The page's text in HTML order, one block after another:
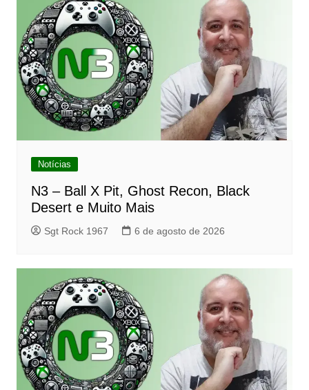
Notícias
N3 – Ball X Pit, Ghost Recon, Black
Desert e Muito Mais
Sgt Rock 1967 6 de agosto de 2026